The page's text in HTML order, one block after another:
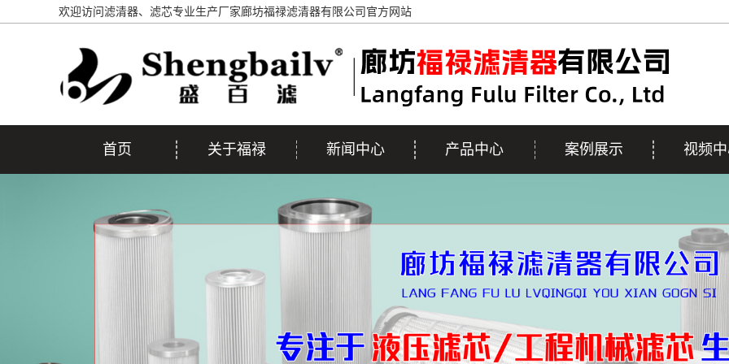
欢迎访问滤清器、滤芯专业生产厂家廊坊福禄滤清器有限公司官方网站
首页 关于福禄 新闻中心 产品中心 案例展示 视频